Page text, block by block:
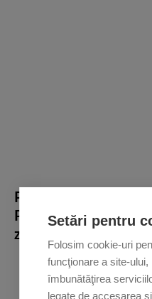
Pe eKRUK ai acces
Plătești la timp, sigur,
zilei și pentru
Setări pentru
Folosim cookie-uri
funcţionare a site-
îmbunătăţirea
legate de accesarea